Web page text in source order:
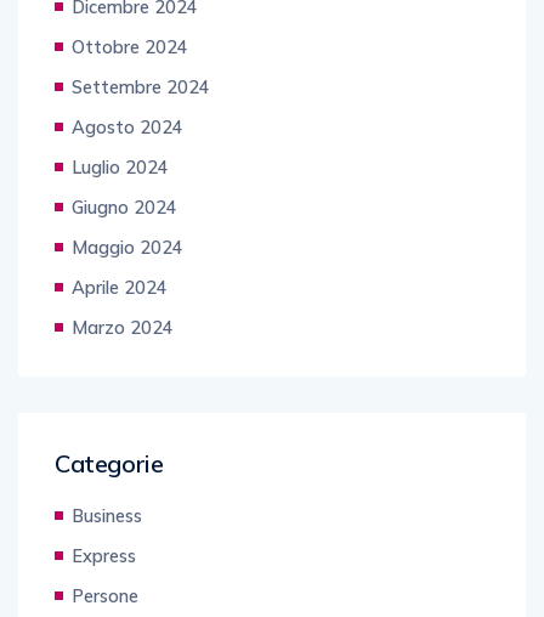
Dicembre 2024
Ottobre 2024
Settembre 2024
Agosto 2024
Luglio 2024
Giugno 2024
Maggio 2024
Aprile 2024
Marzo 2024
Categorie
Business
Express
Persone